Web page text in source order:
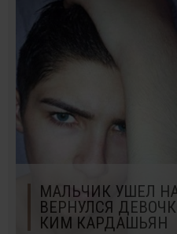
МАЛЬЧИК УШЕЛ
ВЕРНУЛСЯ
КИМ КАРДАШЬЯН